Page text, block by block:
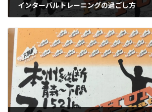
インターバルトレーニングの過ごし方